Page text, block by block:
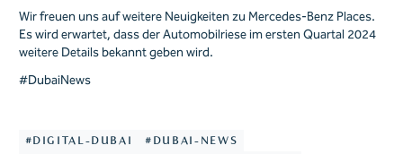
Wir freuen uns auf weitere Neuigkeiten zu Mercedes-Benz Places.
Es wird erwartet, dass der Automobilriese im ersten Quartal 2024
weitere Details bekannt geben wird.
#DubaiNews
#DIGITAL-DUBAI
#DUBAI-NEWS